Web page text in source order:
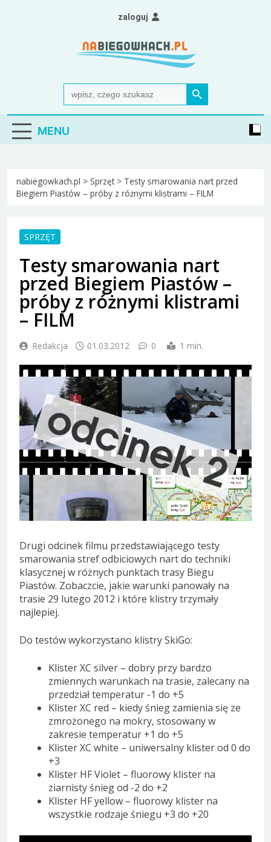
Nabiegowkach.pl
portal miłośników narciarstwa biegowego
Search
for:
Search Button
zaloguj
MENU
nabiegowkach.pl > Sprzęt > Testy smarowania nart przed
Biegiem Piastów – próby z różnymi klistrami – FILM
SPRZĘT
Testy smarowania nart
przed Biegiem Piastów –
próby z różnymi klistrami
– FILM
Redakcja 01.03.2012 0 1 min.
Drugi odcinek filmu przedstawiającego testy
smarowania stref odbiciowych nart do techniki
klasycznej w różnych punktach trasy Biegu
Piastów. Zobaczcie, jakie warunki panowały na
trasie 29 lutego 2012 i które klistry trzymały
najlepiej.
Do testów wykorzystano klistry SkiGo:
Klister XC silver – dobry przy bardzo
zmiennych warunkach na trasie, zalecany na
przedział temperatur -1 do +5
Klister XC red – kiedy śnieg zamienia się ze
zmrożonego na mokry, stosowany w
zakresie temperatur +1 do +5
Klister XC white – uniwersalny klister od 0 do
+3
Klister HF Violet – fluorowy klister na
ziarnisty śnieg od -2 do +2
Klister HF yellow – fluorowy klister na
wszystkie rodzaje śniegu +3 do +20